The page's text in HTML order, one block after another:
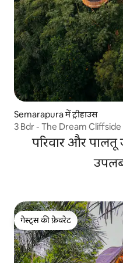
Semarapura में ट्रीहाउस
3 Bdr - The Dream
परिवार और पालतू
गेस्ट्स की फ़ेवरेट
गेस्ट्स की फ़ेवरेट